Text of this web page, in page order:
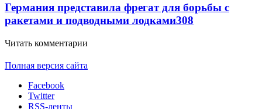
Германия представила фрегат для борьбы с
ракетами и подводными лодками308
Читать комментарии
Полная версия сайта
Facebook
Twitter
RSS-ленты